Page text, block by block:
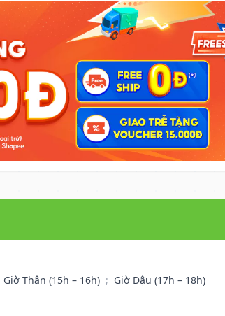
Giờ Thân (15h – 16h) ; Giờ Dậu (17h – 18h)